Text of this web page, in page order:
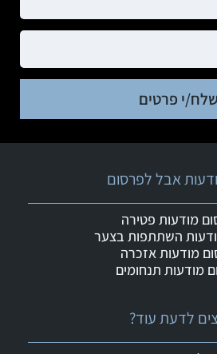
שלח/י פרטים
לדעת עוד?
אבל לפרסום
מודעות פטירה
השתתפות בצער
מודעות אזכרה
מודעות תנחומים